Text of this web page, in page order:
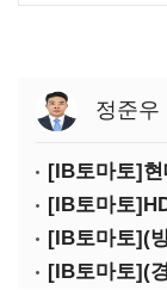
정준우